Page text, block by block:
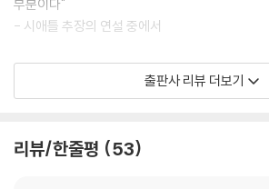
더러 마시게 했고, 그 결과 수많은 사람들이 목숨
자연을 제외하고는 우리에게 사원도 신전도 없었
문에 인디언들은 매우 시적이었다. 말할 수 없이
산 정상과 벌거벗은 바위가 우뚝 솟은 뾰족 산봉우
부분이다"
- 시애틀 추장의 연설 중에서
"아메리카 인디언들이 지식을 도덕성, 지혜와 연
서구 문명은 지식을 힘과 연결시켰다."
상 만물을 하나씩 창조한 뒤 신은 마지막 고민에
출판사 리뷰 더보기
리뷰/한줄평 53